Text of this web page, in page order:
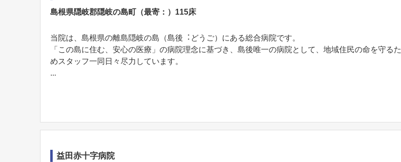
島根県隠岐郡隠岐の島町（最寄：）115床
当院は、島根県の離島隠岐の島（島後︓どうご）にある総合病院です。
「この島に住む、安⼼の医療」の病院理念に基づき、島後唯⼀の病院として、地域住⺠の命を守るた
めスタッフ⼀同⽇々尽⼒しています。
...
益田赤十字病院